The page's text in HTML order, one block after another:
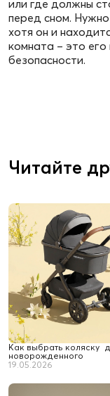
или где должны
перед сном.
хотя он и
комната – это его
безопасности.
Читайте
Как выбрать коляску
новорожденного
19.05.2026